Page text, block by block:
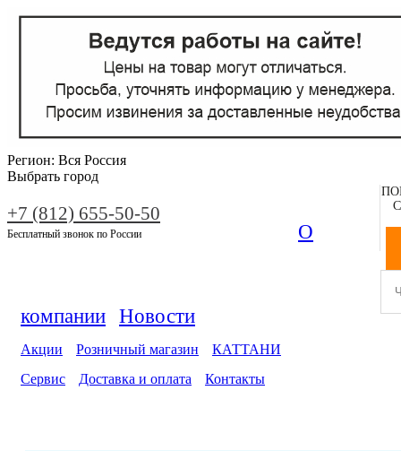
Регион: Вся Россия
Выбрать город
+7 (812) 655-50-50
Бесплатный звонок по России О
компании Новости
Акции Розничный магазин
КАТТАНИ
Сервис
Доставка и оплата Контакты